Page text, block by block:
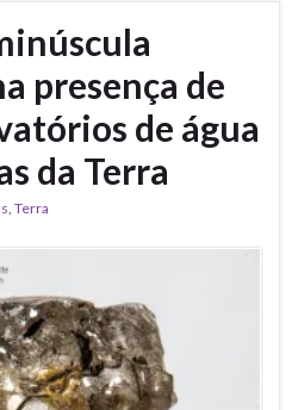
presença de
de água
da Terra
Terra